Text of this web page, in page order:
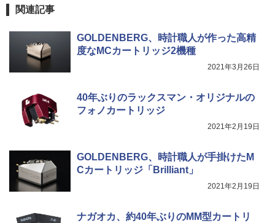
関連記事
GOLDENBERG、時計職人が作った高精
度なMCカートリッジ2機種
2021年3月26日
40年ぶりのラックスマン・オリジナルの
フォノカートリッジ
2021年2月19日
GOLDENBERG、時計職人が手掛けたM
Cカートリッジ「Brilliant」
2021年2月19日
ナガオカ、約40年ぶりのMM型カートリ